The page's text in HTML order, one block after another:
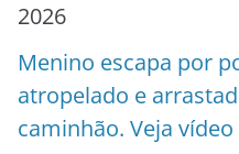
2026
Menino escapa por
atropelado e
caminhão. Veja vídeo